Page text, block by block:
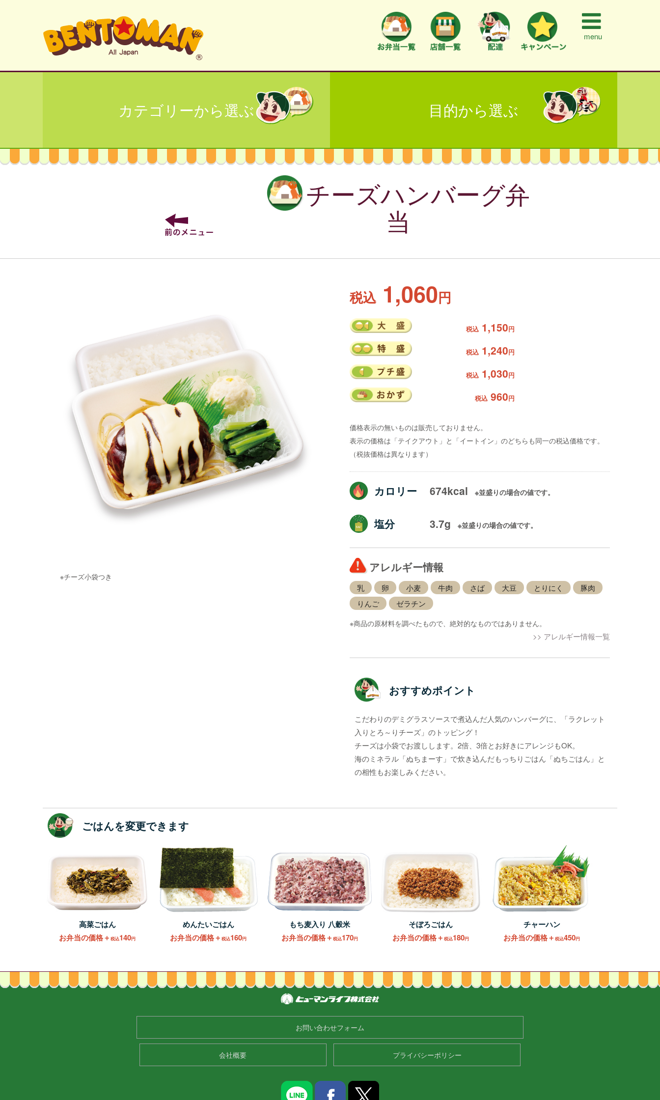
menu
カテゴリーから選ぶ 目的から選ぶ
チーズハンバーグ弁
当
※チーズ小袋つき
税込1,060円
税込 1,150円
税込 1,240円
税込 1,030円
税込 960円
価格表示の無いものは販売しておりません。
表示の価格は「テイクアウト」と「イートイン」のどちらも同一の税込価格です。
（税抜価格は異なります）
カロリー 674kcal ※並盛りの場合の値です。
塩分 3.7g ※並盛りの場合の値です。
アレルギー情報
乳 卵 小麦 牛肉 さば 大豆 とりにく
豚肉
りんご
ゼラチン
※商品の原材料を調べたもので、絶対的なものではありません。
>> アレルギー情報一覧
おすすめポイント
こだわりのデミグラスソースで煮込んだ人気のハンバーグに、「ラクレット
入りとろ～りチーズ」のトッピング！
チーズは小袋でお渡しします。2倍、3倍とお好きにアレンジもOK。
海のミネラル「ぬちまーす」で炊き込んだもっちりごはん「ぬちごはん」と
の相性もお楽しみください。
ごはんを変更できます
高菜ごはん
お弁当の価格＋税込140円
めんたいごはん
お弁当の価格＋税込160円
もち麦入り 八穀米
お弁当の価格＋ 税込170円
そぼろごはん
お弁当の価格＋税込180円
チャーハン
お弁当の価格＋税込450円
お問い合わせフォーム
会社概要 プライバシーポリシー